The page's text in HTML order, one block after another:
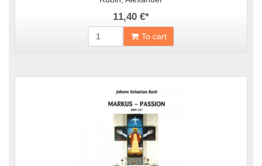
11,40 €*
To cart